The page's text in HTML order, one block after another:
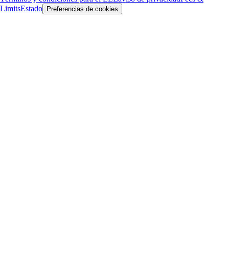
LimitsEstado Preferencias de cookies